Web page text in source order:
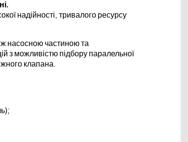
надійності, тривалого ресурсу
насосною частиною та
з можливістю підбору паралельної
клапана.